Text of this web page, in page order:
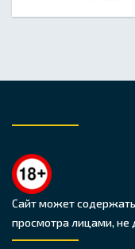
Сайт может
просмотра лицами, не